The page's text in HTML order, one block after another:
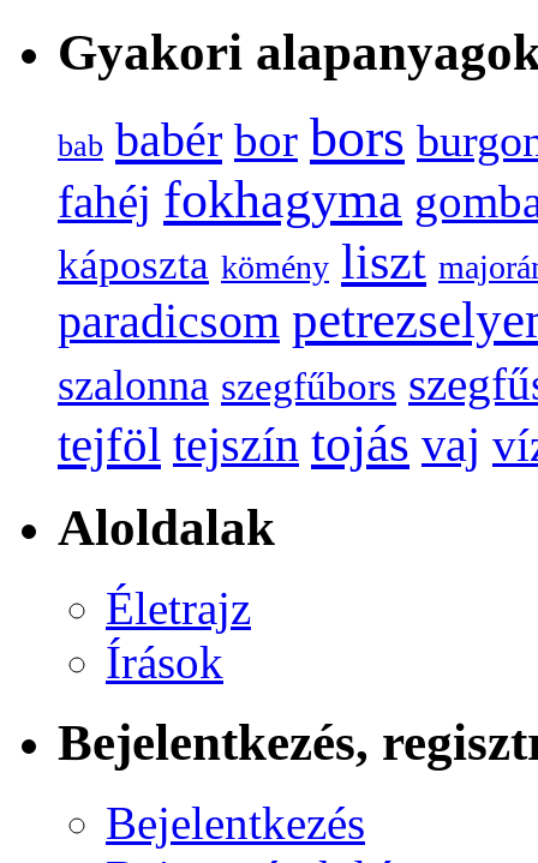
Gyakori
bab babér bor bors
fahéj fokhagyma
káposzta kömény liszt
paradicsom
szalonna szegfűbors
tejföl tejszín tojás vaj
Aloldalak
Életrajz
Írások
Bejelentkezés,
Bejelentkezés